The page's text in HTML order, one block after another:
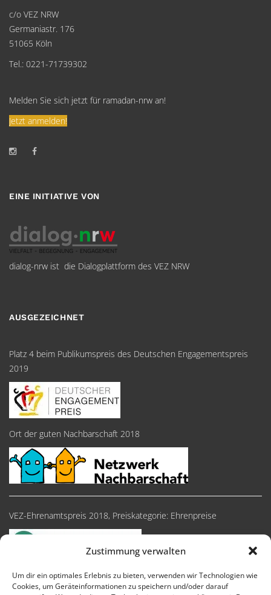
Zustimmung verwalten
Um dir ein optimales Erlebnis zu bieten, verwenden wir Technologien wie
Cookies, um Geräteinformationen zu speichern und/oder darauf
c/o VEZ NRW
Germaniastr. 176
51065 Köln
Tel.: 0221-71739302
Melden Sie sich jetzt für ramadan-nrw an!
Jetzt anmelden!
EINE INITIATIVE VON
dialog-nrw ist die Dialogplattform des VEZ NRW
AUSGEZEICHNET
Platz 4 beim Publikumspreis des Deutschen Engagementspreis
2019
Ort der guten Nachbarschaft 2018
VEZ-Ehrenamtspreis 2018, Preiskategorie: Ehrenpreise